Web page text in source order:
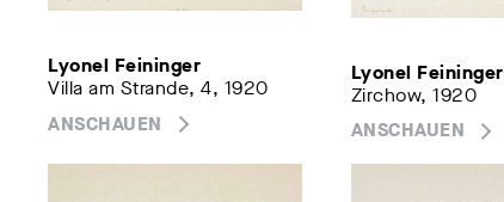
Lyonel Feininger
Villa am Strande, 4, 1920
ANSCHAUEN
Lyonel Feininger
Zirchow, 1920
ANSCHAUEN